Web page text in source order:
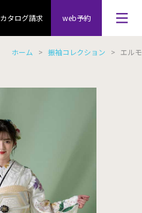
カタログ請求 web予約
ホーム > 振袖コレクション > エルモ